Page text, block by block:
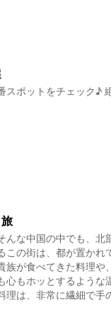
スポットをチェック♪
んな中国の中でも、北
この街は、都が置かれ
族が食べてきた料理や
心もホッとするような
理は、非常に繊細で手